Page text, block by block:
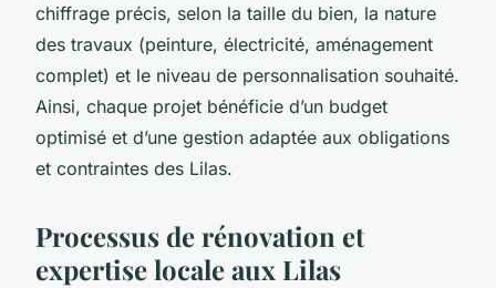
chiffrage précis, selon la taille du bien, la nature
des travaux (peinture, électricité, aménagement
complet) et le niveau de personnalisation souhaité.
Ainsi, chaque projet bénéficie d’un budget
optimisé et d’une gestion adaptée aux obligations
et contraintes des Lilas.
Processus de rénovation et
expertise locale aux Lilas